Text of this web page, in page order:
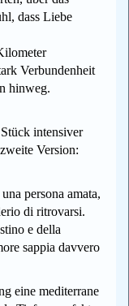
dass Liebe
Verbundenheit
hinweg.
intensiver
Version:
persona amata,
di ritrovarsi.
e della
sappia davvero
eine mediterrane